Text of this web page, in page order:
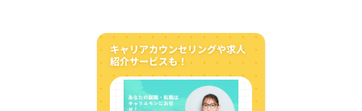
キャリアカウンセリングや求人
紹介サービスも！